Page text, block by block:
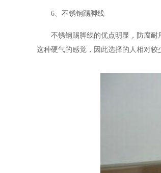
6 、不锈钢踢脚线
不锈钢踢脚线的优点明显，防腐
这种硬气的感觉，因此选择的人相对较